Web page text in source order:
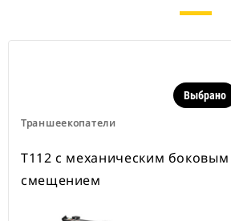
Траншеекопатели
Выбрано
T112 с механическим боковым
смещением